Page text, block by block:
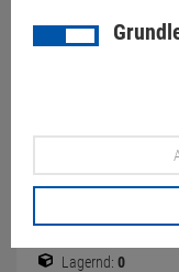
Sniffer
RJ-45
38,70 €
Lagernd: 0